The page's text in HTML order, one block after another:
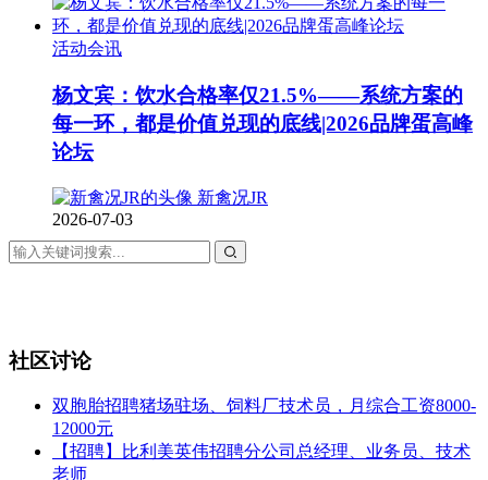
活动会讯
杨文宾：饮水合格率仅21.5%——系统方案的
每一环，都是价值兑现的底线|2026品牌蛋高峰
论坛
新禽况JR
2026-07-03
社区讨论
双胞胎招聘猪场驻场、饲料厂技术员，月综合工资8000-
12000元
【招聘】比利美英伟招聘分公司总经理、业务员、技术
老师